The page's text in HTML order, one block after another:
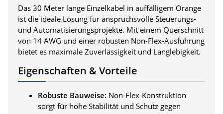
Das 30 Meter lange Einzelkabel in auffälligem Orange
ist die ideale Lösung für anspruchsvolle Steuerungs-
und Automatisierungsprojekte. Mit einem Querschnitt
von 14 AWG und einer robusten Non-Flex-Ausführung
bietet es maximale Zuverlässigkeit und Langlebigkeit.
Eigenschaften & Vorteile
Robuste Bauweise: Non-Flex-Konstruktion
sorgt für hohe Stabilität und Schutz gegen